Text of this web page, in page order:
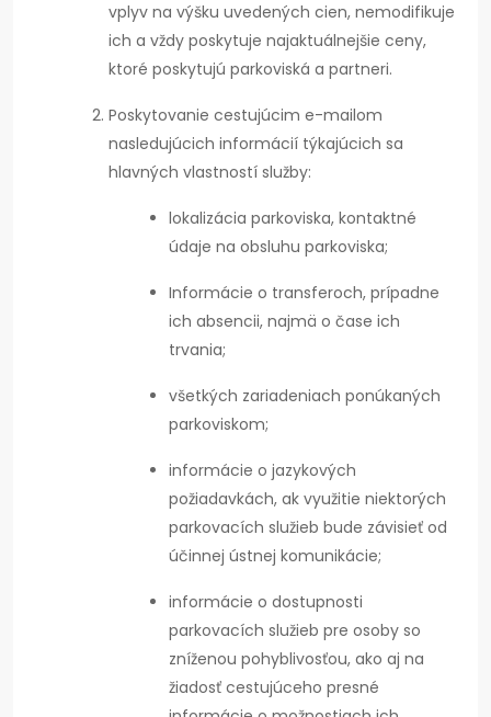
vplyv na výšku uvedených cien, nemodifikuje
ich a vždy poskytuje najaktuálnejšie ceny,
ktoré poskytujú parkoviská a partneri.
Poskytovanie cestujúcim e-mailom
nasledujúcich informácií týkajúcich sa
hlavných vlastností služby:
lokalizácia parkoviska, kontaktné
údaje na obsluhu parkoviska;
Informácie o transferoch, prípadne
ich absencii, najmä o čase ich
trvania;
všetkých zariadeniach ponúkaných
parkoviskom;
informácie o jazykových
požiadavkách, ak využitie niektorých
parkovacích služieb bude závisieť od
účinnej ústnej komunikácie;
informácie o dostupnosti
parkovacích služieb pre osoby so
zníženou pohyblivosťou, ako aj na
žiadosť cestujúceho presné